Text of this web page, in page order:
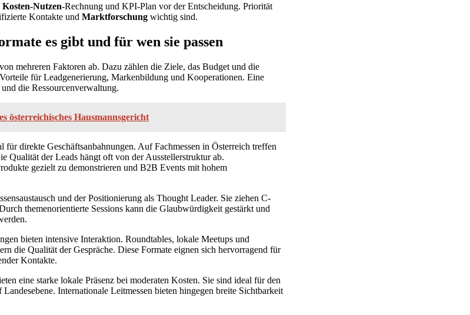
Kosten-Nutzen-Rechnung und KPI-Plan vor der Entscheidung. Priorität
Kontakte und Marktforschung wichtig sind.
es gibt und für wen sie passen
mehreren Faktoren ab. Dazu zählen die Ziele, das Budget und die
für Leadgenerierung, Markenbildung und Kooperationen. Eine
die Ressourcenverwaltung.
österreichisches Hausmannsgericht
für direkte Geschäftsanbahnungen. Auf Fachmessen in Österreich treffen
Qualität der Leads hängt oft von der Ausstellerstruktur ab.
gezielt zu demonstrieren und B2B Events mit hohem
und der Positionierung als Thought Leader. Sie ziehen C-
themenorientierte Sessions kann die Glaubwürdigkeit gestärkt und
bieten intensive Interaktion. Roundtables, lokale Meetups und
die Qualität der Gespräche. Diese Formate eignen sich hervorragend für
Kontakte.
eine starke lokale Präsenz bei moderaten Kosten. Sie sind ideal für den
Internationale Leitmessen bieten hingegen breite Sichtbarkeit